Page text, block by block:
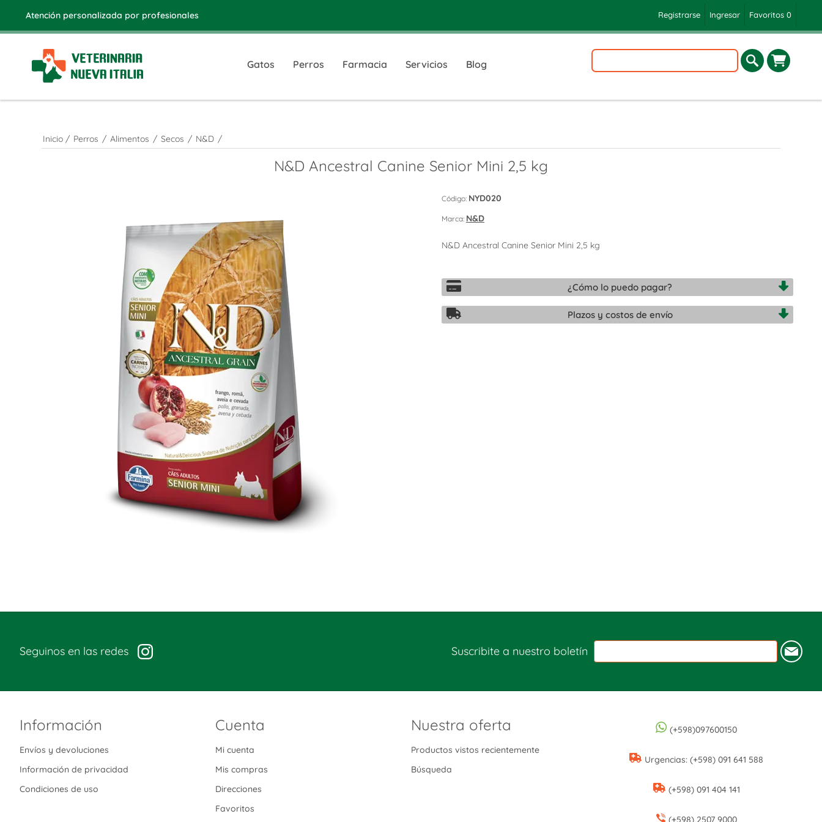
Registrarse Ingresar Favoritos 0
Atención personalizada por profesionales
Gatos Perros Farmacia Servicios Blog
Inicio / Perros / Alimentos / Secos / N&D /
N&D Ancestral Canine Senior Mini 2,5 kg
Código: NYD020
Marca: N&D
N&D Ancestral Canine Senior Mini 2,5 kg
¿Cómo lo puedo pagar?
Plazos y costos de envío
Seguinos en las redes Suscribite a nuestro boletín
Información
Envíos y devoluciones
Información de privacidad
Condiciones de uso
Cuenta
Mi cuenta
Mis compras
Direcciones
Favoritos
Nuestra oferta
Productos vistos recientemente
Búsqueda
(+598)097600150
Urgencias: (+598) 091 641 588
(+598) 091 404 141
(+598) 2507 9000